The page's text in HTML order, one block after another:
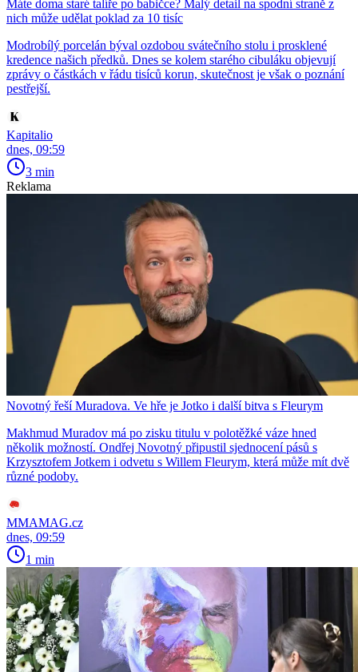
Máte doma staré talíře po babičce? Malý detail na spodní straně z
nich může udělat poklad za 10 tisíc
Modrobílý porcelán býval ozdobou svátečního stolu i prosklené
kredence našich předků. Dnes se kolem starého cibuláku objevují
zprávy o částkách v řádu tisíců korun, skutečnost je však o poznání
pestřejší.
Kapitalio
dnes, 09:59
3 min
Reklama
Novotný řeší Muradova. Ve hře je Jotko i další bitva s Fleurym
Makhmud Muradov má po zisku titulu v polotěžké váze hned
několik možností. Ondřej Novotný připustil sjednocení pásů s
Krzysztofem Jotkem i odvetu s Willem Fleurym, která může mít dvě
různé podoby.
MMAMAG.cz
dnes, 09:59
1 min